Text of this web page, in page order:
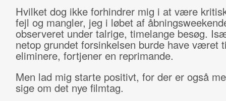
Hvilket dog ikke forhindrer mig i at være
fejl og mangler, jeg i løbet af
observeret under talrige, timelange besøg.
netop grundet forsinkelsen burde have været
eliminere, fortjener en reprimande.
Men lad mig starte positivt, for der er også
sige om det nye filmtag.